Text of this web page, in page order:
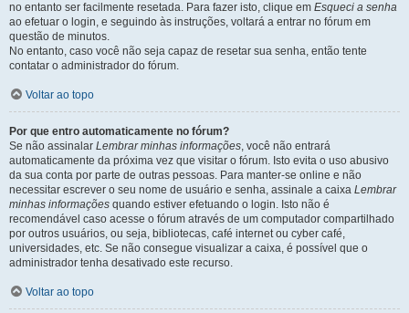
no entanto ser facilmente resetada. Para fazer isto, clique em Esqueci a senha
ao efetuar o login, e seguindo às instruções, voltará a entrar no fórum em
questão de minutos.
No entanto, caso você não seja capaz de resetar sua senha, então tente
contatar o administrador do fórum.
Voltar ao topo
Por que entro automaticamente no fórum?
Se não assinalar Lembrar minhas informações, você não entrará
automaticamente da próxima vez que visitar o fórum. Isto evita o uso abusivo
da sua conta por parte de outras pessoas. Para manter-se online e não
necessitar escrever o seu nome de usuário e senha, assinale a caixa Lembrar
minhas informações quando estiver efetuando o login. Isto não é
recomendável caso acesse o fórum através de um computador compartilhado
por outros usuários, ou seja, bibliotecas, café internet ou cyber café,
universidades, etc. Se não consegue visualizar a caixa, é possível que o
administrador tenha desativado este recurso.
Voltar ao topo